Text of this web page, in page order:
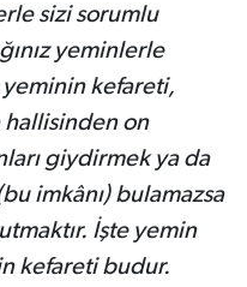
sizi sorumlu
yeminlerle
kefareti,
on
giydirmek ya da
imkânı) bulamazsa
İşte yemin
kefareti budur.